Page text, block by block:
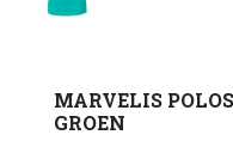
MARVELIS
GROEN